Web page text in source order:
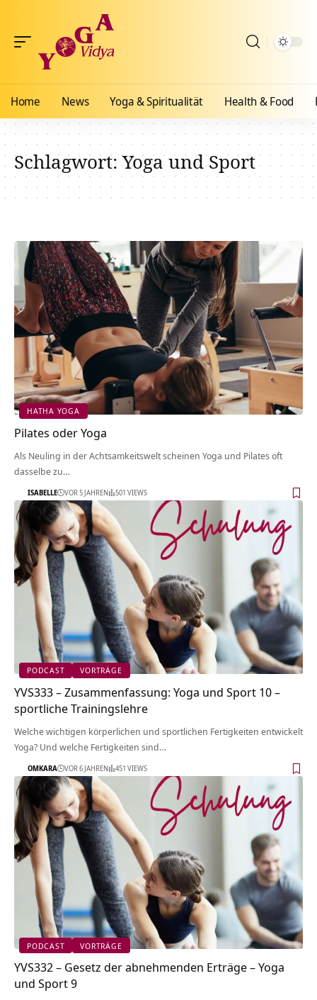
Home News Yoga & Spiritualität Health & Food
Schlagwort:Yoga und Sport
HATHA YOGA
Pilates oder Yoga
Als Neuling in der Achtsamkeitswelt scheinen Yoga und Pilates oft
dasselbe zu…
ISABELLE VOR 5 JAHREN 501 VIEWS
PODCAST VORTRÄGE
YVS333 – Zusammenfassung: Yoga und Sport 10 –
sportliche Trainingslehre
Welche wichtigen körperlichen und sportlichen Fertigkeiten entwickelt
Yoga? Und welche Fertigkeiten sind…
OMKARA VOR 6 JAHREN 451 VIEWS
PODCAST VORTRÄGE
YVS332 – Gesetz der abnehmenden Erträge – Yoga
und Sport 9